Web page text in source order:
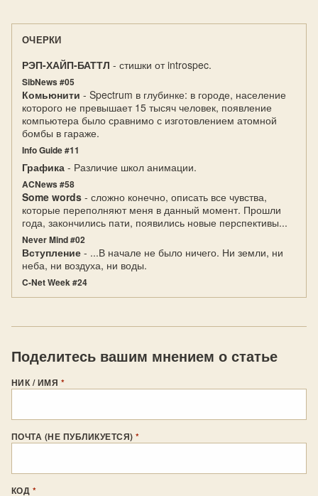
ОЧЕРКИ
РЭП-ХАЙП-БАТТЛ - стишки от introspec.
SibNews #05
Комьюнити - Spectrum в глубинке: в городе, население
которого не превышает 15 тысяч человек, появление
компьютера было сравнимо с изготовлением атомной
бомбы в гараже.
Info Guide #11
Графика - Различие школ анимации.
ACNews #58
Some words - сложно конечно, описать все чувства,
которые переполняют меня в данный момент. Прошли
года, закончились пати, появились новые перспективы...
Never Mind #02
Вступление - ...В начале не было ничего. Ни земли, ни
неба, ни воздуха, ни воды.
C-Net Week #24
Поделитесь вашим мнением о статье
НИК / ИМЯ *
ПОЧТА (НЕ ПУБЛИКУЕТСЯ)*
КОД *